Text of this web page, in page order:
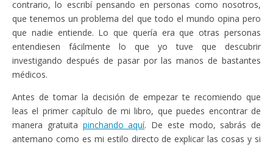
contrario, lo escribí pensando en personas como nosotros,
que tenemos un problema del que todo el mundo opina pero
que nadie entiende. Lo que quería era que otras personas
entendiesen fácilmente lo que yo tuve que descubrir
investigando después de pasar por las manos de bastantes
médicos.
Antes de tomar la decisión de empezar te recomiendo que
leas el primer capítulo de mi libro, que puedes encontrar de
manera gratuita pinchando aquí. De este modo, sabrás de
antemano como es mi estilo directo de explicar las cosas y si